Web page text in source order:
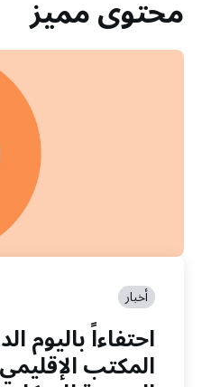
محتوى مميز
أخبار
احتفاءاً باليوم
المكتب